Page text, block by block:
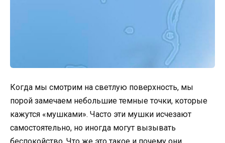
Когда мы смотрим на светлую поверхность, мы
порой замечаем небольшие темные точки, которые
кажутся «мушками». Часто эти мушки исчезают
самостоятельно, но иногда могут вызывать